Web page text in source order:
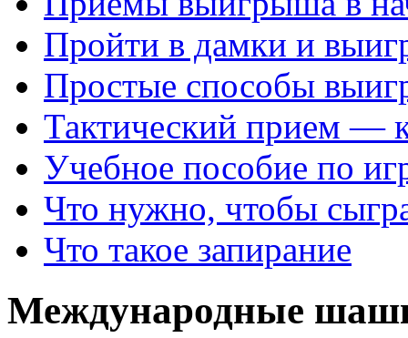
Пройти в дамки и
Простые способы
Тактический прием —
Учебное пособие по
Что нужно, чтобы
Что такое запирание
Международные